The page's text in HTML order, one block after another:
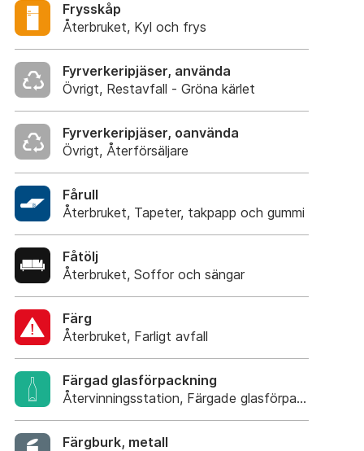
Frysskåp
Återbruket, Kyl och frys
Fyrverkeripjäser, använda
Övrigt, Restavfall - Gröna kärlet
Fyrverkeripjäser, oanvända
Övrigt, Återförsäljare
Fårull
Återbruket, Tapeter, takpapp och gummi
Fåtölj
Återbruket, Soffor och sängar
Färg
Återbruket, Farligt avfall
Färgad glasförpackning
Återvinningsstation, Färgade glasförpackningar
Färgburk, metall